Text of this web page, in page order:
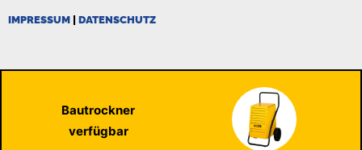
Bautrockner
verfügbar
IMPRESSUM DATENSCHUTZ